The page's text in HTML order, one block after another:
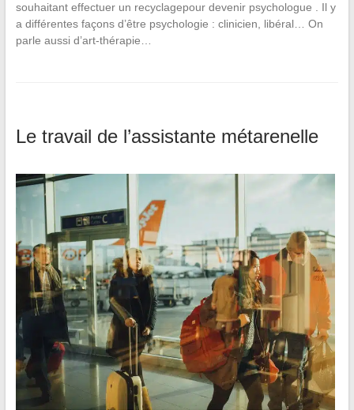
souhaitant effectuer un recyclagepour devenir psychologue . Il y
a différentes façons d’être psychologie : clinicien, libéral… On
parle aussi d’art-thérapie…
Le travail de l’assistante métarenelle